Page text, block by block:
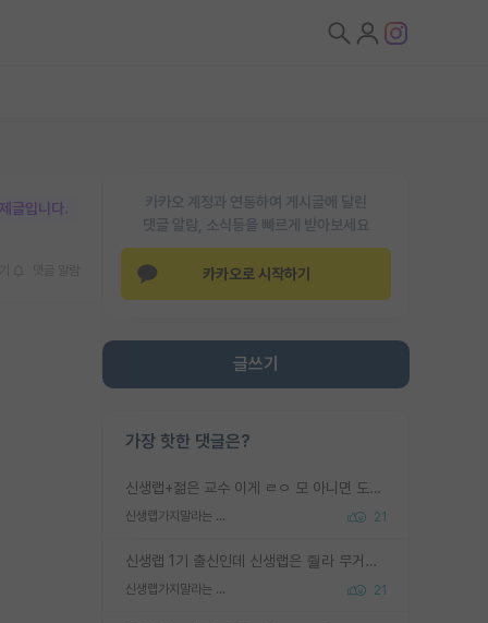
카카오 계정과 연동하여 게시글에 달린
댓글 알람, 소식등을 빠르게 받아보세요
카카오로 시작하기
글쓰기
가장 핫한 댓글은?
신생랩+젊은 교수 이게 ㄹㅇ 모 아니면 도인듯.
신생랩가지말라는 이유가 있었구나 21
신생랩 1기 출신인데 신생랩은 줠라 무거운 바벨 같은거임. 들면 대박인데 못들면 깔려 죽음. 아무도 알려주지 않는 환경에서 자생해야하지만, 일단 살아남았다면 그 어떤 사람보다 악착같고 생존력 높은 사람으로 거듭날 수 있음
신생랩가지말라는 이유가 있었구나 21
글입니다.